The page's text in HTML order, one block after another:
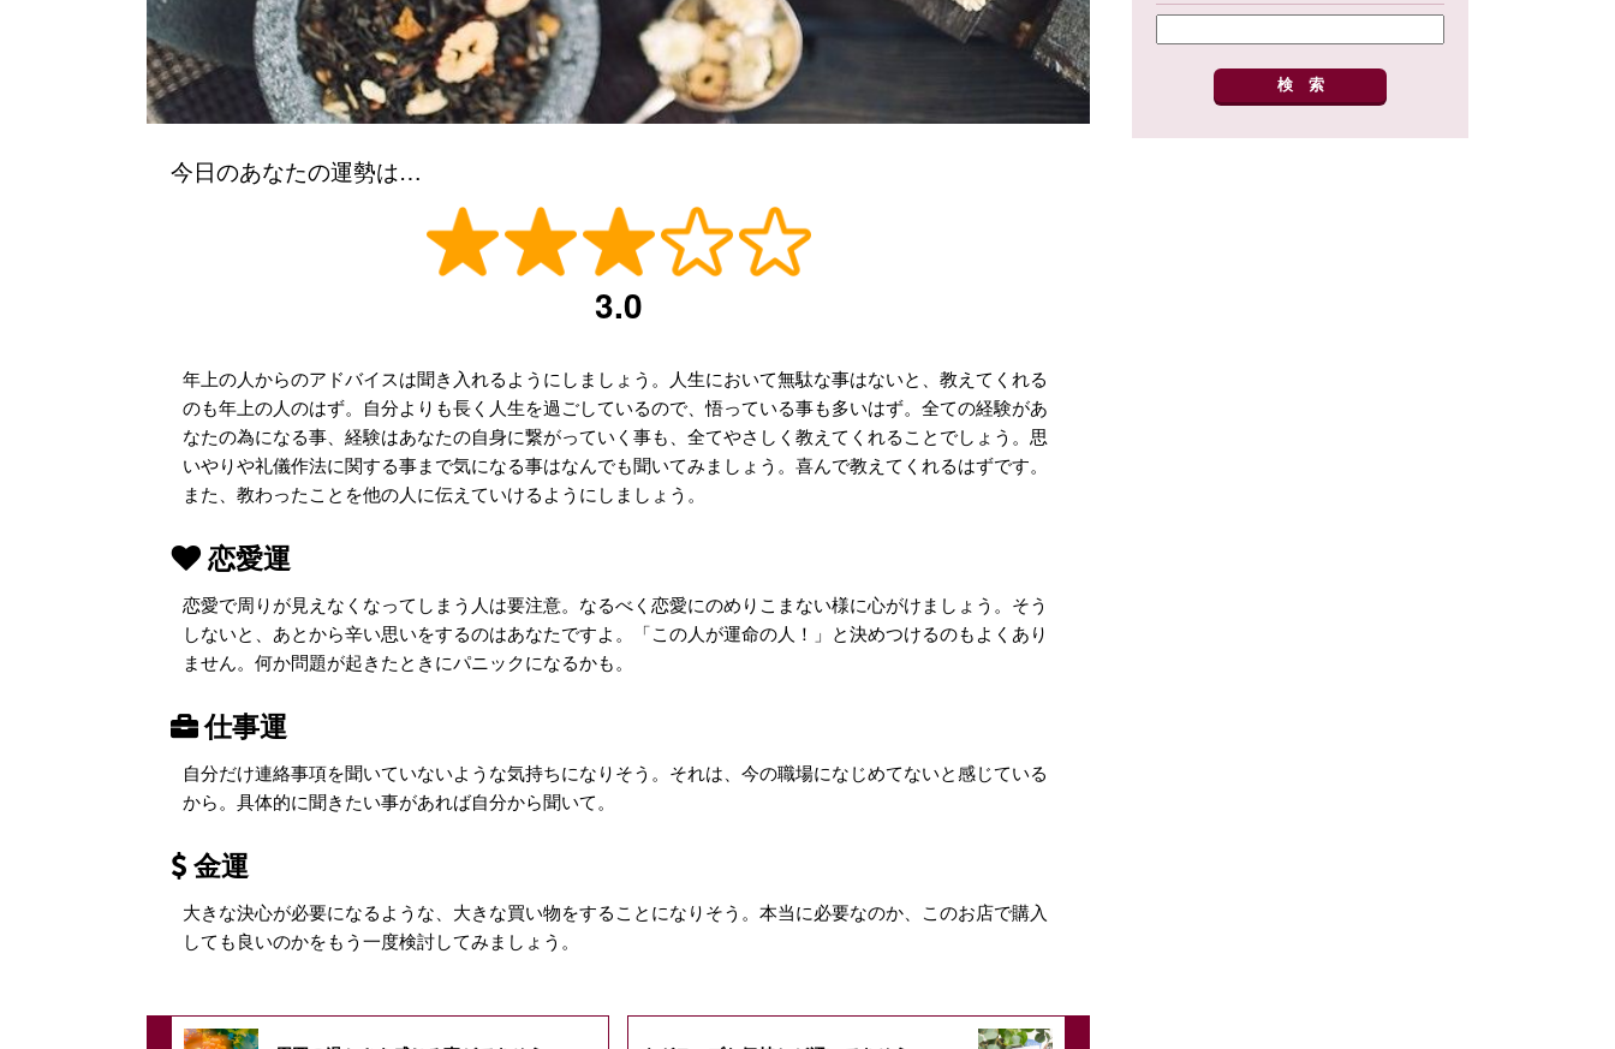
今日のあなたの運勢は…
3.0
年上の人からのアドバイスは聞き入れるようにしましょう。人生において無駄な事はないと、教えてくれる
のも年上の人のはず。自分よりも長く人生を過ごしているので、悟っている事も多いはず。全ての経験があ
なたの為になる事、経験はあなたの自身に繋がっていく事も、全てやさしく教えてくれることでしょう。思
いやりや礼儀作法に関する事まで気になる事はなんでも聞いてみましょう。喜んで教えてくれるはずです。
また、教わったことを他の人に伝えていけるようにしましょう。
恋愛運
恋愛で周りが見えなくなってしまう人は要注意。なるべく恋愛にのめりこまない様に心がけましょう。そう
しないと、あとから辛い思いをするのはあなたですよ。「この人が運命の人！」と決めつけるのもよくあり
ません。何か問題が起きたときにパニックになるかも。
仕事運
自分だけ連絡事項を聞いていないような気持ちになりそう。それは、今の職場になじめてないと感じている
から。具体的に聞きたい事があれば自分から聞いて。
金運
大きな決心が必要になるような、大きな買い物をすることになりそう。本当に必要なのか、このお店で購入
しても良いのかをもう一度検討してみましょう。